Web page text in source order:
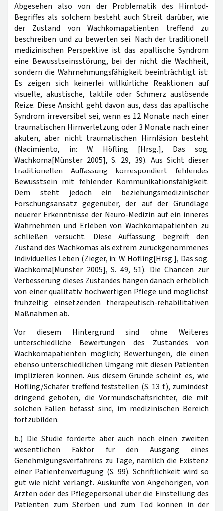
Abgesehen also von der Problematik des Hirntod-
Begriffes als solchem besteht auch Streit darüber, wie
der Zustand von Wachkomapatienten treffend zu
beschreiben und zu bewerten sei. Nach der traditionell
medizinischen Perspektive ist das apallische Syndrom
eine Bewusstseinsstörung, bei der nicht die Wachheit,
sondern die Wahrnehmungsfähigkeit beeinträchtigt ist:
Es zeigen sich keinerlei willkürliche Reaktionen auf
visuelle, akustische, taktile oder Schmerz auslösende
Reize. Diese Ansicht geht davon aus, dass das apallische
Syndrom irreversibel sei, wenn es 12 Monate nach einer
traumatischen Hirnverletzung oder 3 Monate nach einer
akuten, aber nicht traumatischen Hirnläsion besteht
(Nacimiento, in: W. Höfling [Hrsg.], Das sog.
Wachkoma[Münster 2005], S. 29, 39). Aus Sicht dieser
traditionellen Auffassung korrespondiert fehlendes
Bewusstsein mit fehlender Kommunikationsfähigkeit.
Dem steht jedoch ein beziehungsmedizinischer
Forschungsansatz gegenüber, der auf der Grundlage
neuerer Erkenntnisse der Neuro-Medizin auf ein inneres
Wahrnehmen und Erleben von Wachkomapatienten zu
schließen versucht. Diese Auffassung begreift den
Zustand des Wachkomas als extrem zurückgenommenes
individuelles Leben (Zieger, in: W. Höfling[Hrsg.], Das sog.
Wachkoma[Münster 2005], S. 49, 51). Die Chancen zur
Verbesserung dieses Zustandes hängen danach erheblich
von einer qualitativ hochwertigen Pflege und möglichst
frühzeitig einsetzenden therapeutisch-rehabilitativen
Maßnahmen ab.
Vor diesem Hintergrund sind ohne Weiteres
unterschiedliche Bewertungen des Zustandes von
Wachkomapatienten möglich; Bewertungen, die einen
ebenso unterschiedlichen Umgang mit diesen Patienten
implizieren können. Aus diesem Grunde scheint es, wie
Höfling/Schäfer treffend feststellen (S. 13 f.), zumindest
dringend geboten, die Vormundschaftsrichter, die mit
solchen Fällen befasst sind, im medizinischen Bereich
fortzubilden.
b.) Die Studie förderte aber auch noch einen zweiten
wesentlichen Faktor für den Ausgang eines
Genehmigungsverfahrens zu Tage, nämlich die Existenz
einer Patientenverfügung (S. 99). Schriftlichkeit wird so
gut wie nicht verlangt. Auskünfte von Angehörigen, von
Ärzten oder des Pflegepersonal über die Einstellung des
Patienten zum Sterben und zum Tod können in der